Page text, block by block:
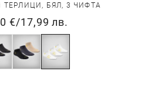
ТЕРЛИЦИ, БЯЛ, 3 ЧИФТА
€/17,99 лв.